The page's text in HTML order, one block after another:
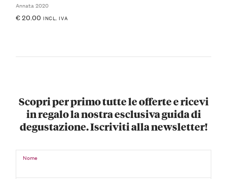
Annata 2020
€20.00 INCL. IVA
Scopri per primo tutte le offerte e ricevi
in regalo la nostra esclusiva guida di
degustazione. Iscriviti alla newsletter!
Nome